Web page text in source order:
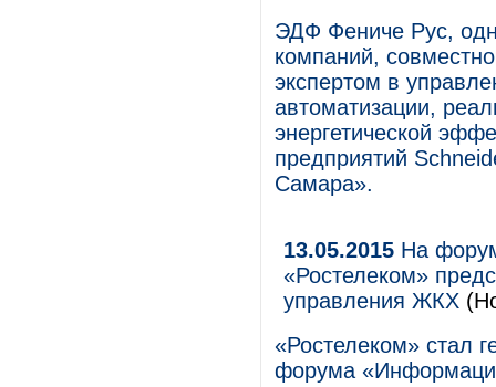
ЭДФ Фениче Рус,
компаний,
экспертом в
автоматизации,
энергетической
предприятий
Самара».
13.05.2015 На
«Ростелеком»
управления ЖКХ
«Ростелеком» стал
форума